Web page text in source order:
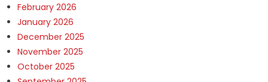
February 2026
January 2026
December 2025
November 2025
October 2025